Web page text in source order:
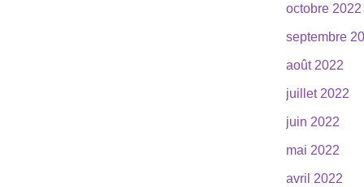
octobre 2022
septembre
août 2022
juillet 2022
juin 2022
mai 2022
avril 2022